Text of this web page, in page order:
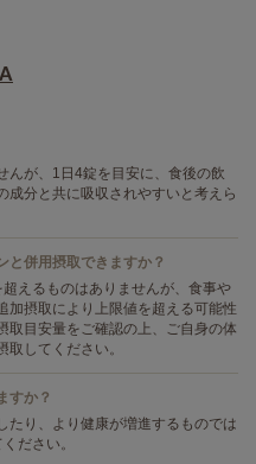
んが、1日4錠を目安に、食後の飲
成分と共に吸収されやすいと考えら
と併用摂取できますか？
えるものはありませんが、食事や
加摂取により上限値を超える可能性
取目安量をご確認の上、ご自身の体
してください。
すか？
たり、より健康が増進するものでは
ださい。